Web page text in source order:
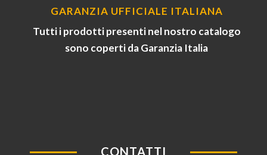
GARANZIA UFFICIALE ITALIANA
Tutti i prodotti presenti nel nostro catalogo
sono coperti da Garanzia Italia
CONTATTI